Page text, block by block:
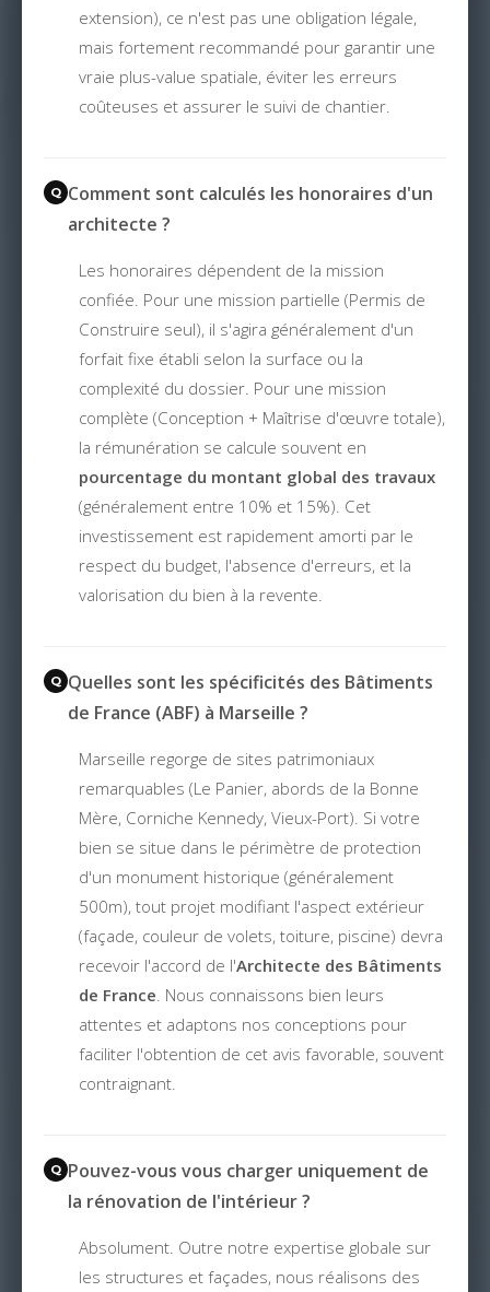
extension), ce n'est pas une obligation légale,
mais fortement recommandé pour garantir une
vraie plus-value spatiale, éviter les erreurs
coûteuses et assurer le suivi de chantier.
Comment sont calculés les honoraires d'un
architecte ?
Les honoraires dépendent de la mission
confiée. Pour une mission partielle (Permis de
Construire seul), il s'agira généralement d'un
forfait fixe établi selon la surface ou la
complexité du dossier. Pour une mission
complète (Conception + Maîtrise d'œuvre totale),
la rémunération se calcule souvent en
pourcentage du montant global des travaux
(généralement entre 10% et 15%). Cet
investissement est rapidement amorti par le
respect du budget, l'absence d'erreurs, et la
valorisation du bien à la revente.
Quelles sont les spécificités des Bâtiments
de France (ABF) à Marseille ?
Marseille regorge de sites patrimoniaux
remarquables (Le Panier, abords de la Bonne
Mère, Corniche Kennedy, Vieux-Port). Si votre
bien se situe dans le périmètre de protection
d'un monument historique (généralement
500m), tout projet modifiant l'aspect extérieur
(façade, couleur de volets, toiture, piscine) devra
recevoir l'accord de l'Architecte des Bâtiments
de France. Nous connaissons bien leurs
attentes et adaptons nos conceptions pour
faciliter l'obtention de cet avis favorable, souvent
contraignant.
Pouvez-vous vous charger uniquement de
la rénovation de l'intérieur ?
Absolument. Outre notre expertise globale sur
les structures et façades, nous réalisons des